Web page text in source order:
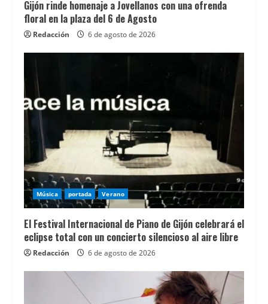
comparar
alternativas
mejor
el
funcionamiento
de
casinos
online
legales
en
EspaÃ±a.
Para
los
Gijón rinde homenaje a Jovellanos con una ofrenda
floral en la plaza del 6 de Agosto
Redacción 6 de agosto de 2026
Música portada Verano
El Festival Internacional de Piano de Gijón celebrará el
eclipse total con un concierto silencioso al aire libre
Redacción 6 de agosto de 2026